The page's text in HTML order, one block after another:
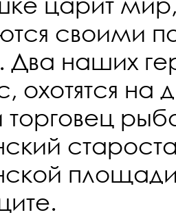
своими
наших
охотятся на
торговец